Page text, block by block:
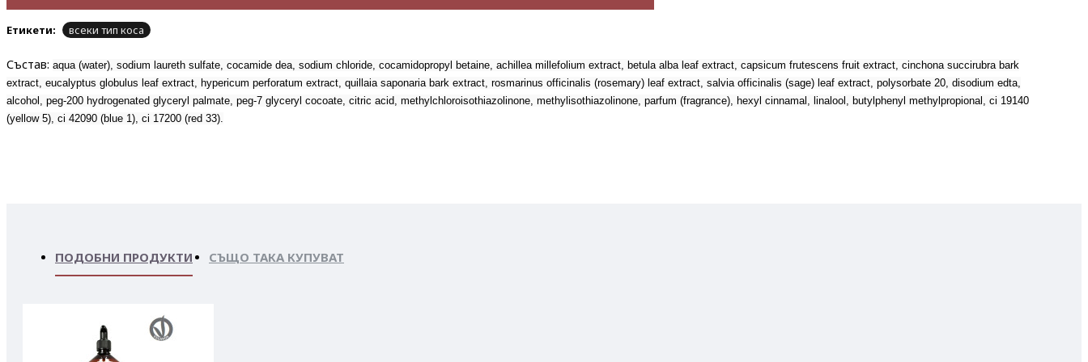
Етикети: всеки тип коса
Състав: aqua (water), sodium laureth sulfate, cocamide dea, sodium chloride, cocamidopropyl betaine, achillea millefolium extract, betula alba leaf extract, capsicum frutescens fruit extract, cinchona succirubra bark
extract, eucalyptus globulus leaf extract, hypericum perforatum extract, quillaia saponaria bark extract, rosmarinus officinalis (rosemary) leaf extract, salvia officinalis (sage) leaf extract, polysorbate 20, disodium edta,
alcohol, peg-200 hydrogenated glyceryl palmate, peg-7 glyceryl cocoate, citric acid, methylchloroisothiazolinone, methylisothiazolinone, parfum (fragrance), hexyl cinnamal, linalool, butylphenyl methylpropional, ci 19140
(yellow 5), ci 42090 (blue 1), ci 17200 (red 33).
ПОДОБНИ ПРОДУКТИ СЪЩО ТАКА КУПУВАТ